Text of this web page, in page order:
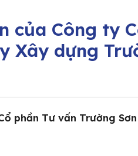
của Công ty
Xây dựng
phần Tư vấn Trường